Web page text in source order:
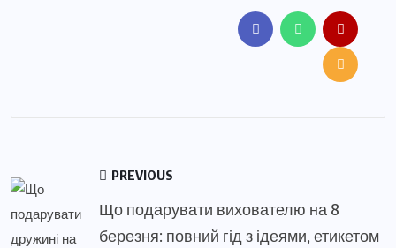
PREVIOUS
Що подарувати вихователю на 8
березня: повний гід з ідеями, етикетом